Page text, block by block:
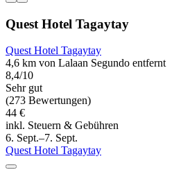
Quest Hotel Tagaytay
Quest Hotel Tagaytay
4,6 km von Lalaan Segundo entfernt
8,4/10
Sehr gut
(273 Bewertungen)
44 €
inkl. Steuern & Gebühren
6. Sept.–7. Sept.
Quest Hotel Tagaytay